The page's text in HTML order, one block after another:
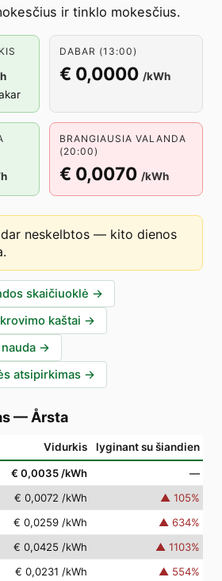
ir tinklo mokesčius.
DABAR (13:00)
€ 0,0000 /kWh
BRANGIAUSIA VALANDA
(20:00)
€ 0,0070 /kWh
dar neskelbtos — kito dienos
.
skaičiuoklė →
kaštai →
→
atsipirkimas →
— Årsta
Vidurkis lyginant su šiandien
€ 0,0035 /kWh
—
€ 0,0072 /kWh ▲ 105%
€ 0,0259 /kWh ▲ 634%
€ 0,0425 /kWh ▲ 1103%
€ 0,0231 /kWh ▲ 554%